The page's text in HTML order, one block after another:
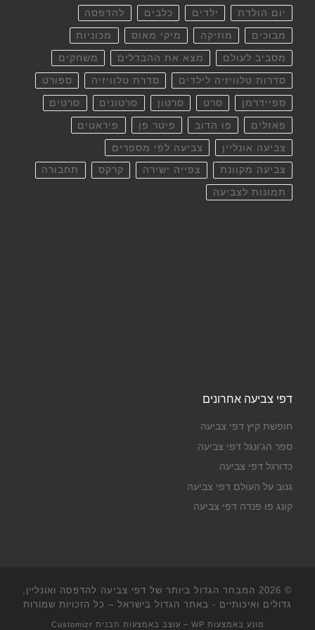
יום הולדת ילדים כלבים להדפסה
מבוכים מוזיקה מיקי מאוס מכוניות
מסביב לעולם מצא את ההבדלים משחקים
סדרות טלוויזיה לילדים סדרת טלוויזיה ספורט
ספיידרמן סרט סרטון סרטונים סרטים
פאזלים פו הדוב פיטר פן פיראטים
צביעה אונליין צביעה לפי מספרים
צביעה מקוונת צפייה ישירה קרקס תחבורה
תמונות לצביעה
דפי צביעה אחרונים
חופשת קיץ דפי צביעה
ספר הג'ונגל דפי צביעה
כדורגל דפי צביעה
גנוב על העולם דפי צביעה
קונג פו פנדה דפי צביעה
© 2026
המבחר הגדול ביותר של דפי צביעה להדפסה ואונליין,
גדולים ואיכותיים - באתר הגדול בישראל – כל הזכויות שמורות
מונע באמצעות WP – עוצב באמצעות תבנית Customizr